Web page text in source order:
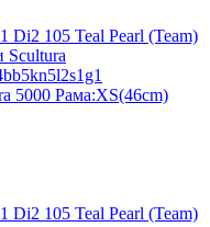
5000 Рама:XS(46cm)